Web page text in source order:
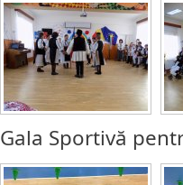
Gala Sportivă